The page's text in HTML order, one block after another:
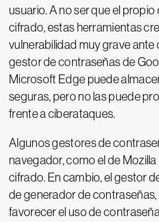
usuario. A no ser que el
cifrado, estas herramientas
vulnerabilidad muy grave ante
gestor de contraseñas de
Microsoft Edge puede
seguras, pero no las puede
frente a ciberataques.
Algunos gestores de
navegador, como el de Mozilla
cifrado. En cambio, el gestor
de generador de
favorecer el uso de